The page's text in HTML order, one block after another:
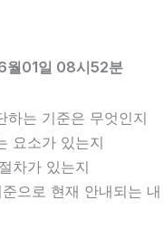
월01일 08시52분
하는 기준은 무엇인지
요소가 있는지
차가 있는지
으로 현재 안내되는 내